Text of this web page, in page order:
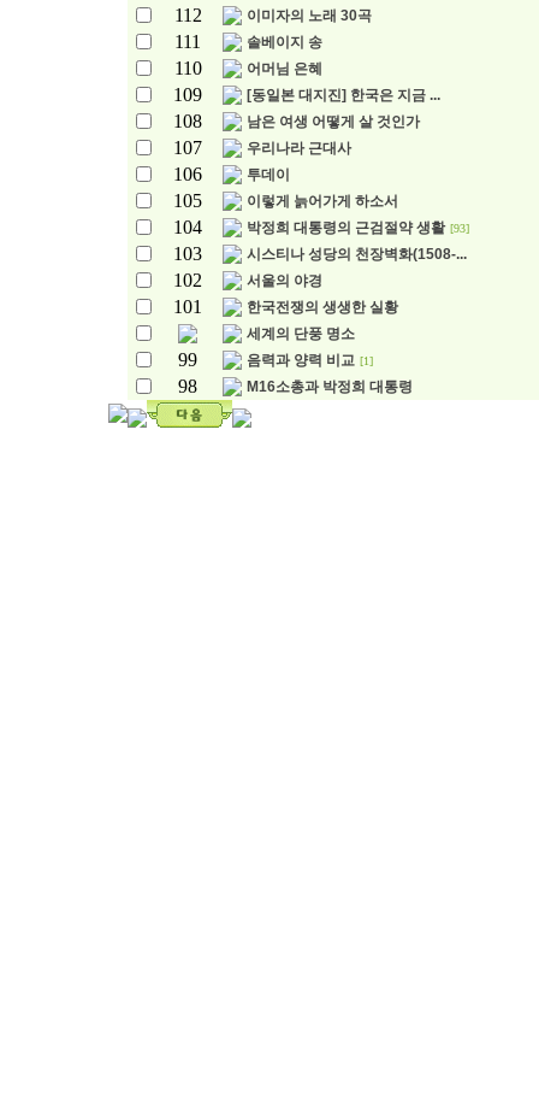
112 이미자의 노래 30곡
111 솔베이지 송
110 어머님 은혜
109 [동일본 대지진] 한국은 지금 ...
108 남은 여생 어떻게 살 것인가
107 우리나라 근대사
106 투데이
105 이렇게 늙어가게 하소서
104 박정희 대통령의 근검절약 생활 [93]
103 시스티나 성당의 천장벽화(1508-...
102 서울의 야경
101
한국전쟁의 생생한 실황
세계의 단풍 명소
99 음력과 양력 비교 [1]
98 M16소총과 박정희 대통령